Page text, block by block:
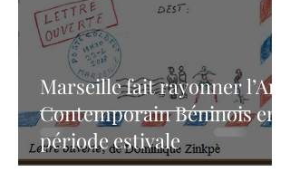
Marseille fait rayonner l’Art
Contemporain Béninois en
période estivale